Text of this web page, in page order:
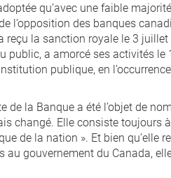
qu’avec une faible
l’opposition des banques
reçu la sanction royale le 3
public, a amorcé ses activités
publique, en
de la Banque a été l’objet de
changé. Elle consiste toujours
de la nation ». Et bien qu’elle
au gouvernement du Canada,